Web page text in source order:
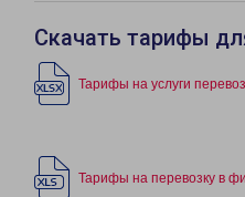
Скачать тарифы
Тарифы на услуги
Тарифы на перевозку в